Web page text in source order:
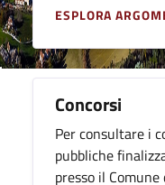
ESPLORA
Concorsi
Per consultare i
pubbliche
presso il